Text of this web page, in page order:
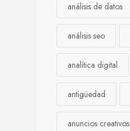
análisis de datos
análisis seo
analítica digital
antigüedad
anuncios creativos